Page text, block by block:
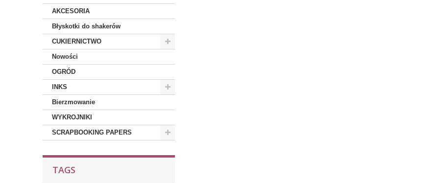
AKCESORIA
Błyskotki do shakerów
CUKIERNICTWO
Nowości
OGRÓD
INKS
Bierzmowanie
WYKROJNIKI
SCRAPBOOKING PAPERS
TAGS